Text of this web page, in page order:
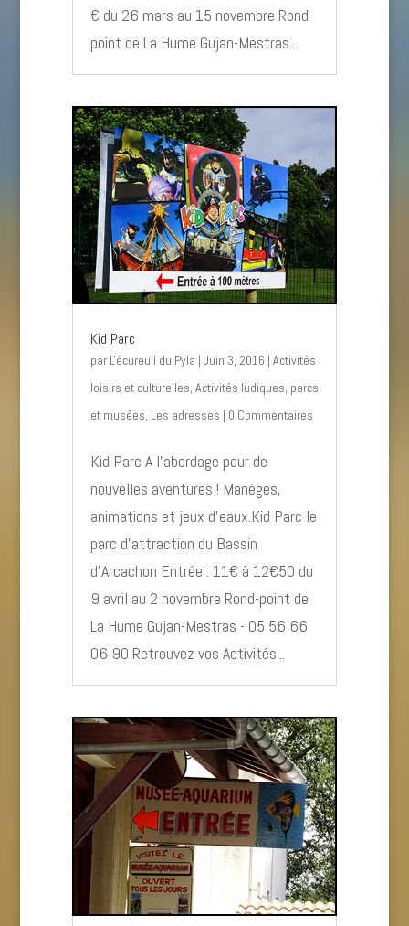
€ du 26 mars au 15 novembre Rond-
point de La Hume Gujan-Mestras...
Kid Parc
par L'écureuil du Pyla | Juin 3, 2016 | Activités
loisirs et culturelles, Activités ludiques, parcs
et musées, Les adresses | 0 Commentaires
Kid Parc A l’abordage pour de
nouvelles aventures ! Manèges,
animations et jeux d’eaux.Kid Parc le
parc d'attraction du Bassin
d'Arcachon Entrée : 11€ à 12€50 du
9 avril au 2 novembre Rond-point de
La Hume Gujan-Mestras - 05 56 66
06 90 Retrouvez vos Activités...